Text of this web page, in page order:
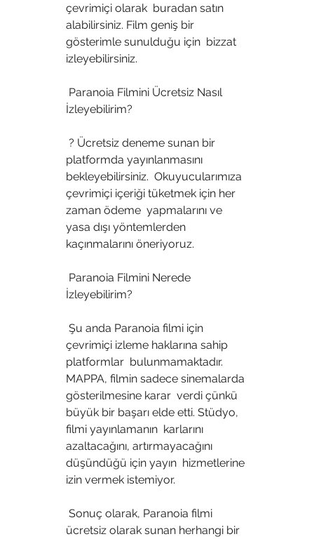
çevrimiçi olarak  buradan satın
alabilirsiniz. Film geniş bir
gösterimle sunulduğu için  bizzat
izleyebilirsiniz.
İzleyebilirim?
platformda yayınlanmasını
bekleyebilirsiniz.  Okuyucularımıza
çevrimiçi içeriği tüketmek için her
zaman ödeme  yapmalarını ve
yasa dışı yöntemlerden
kaçınmalarını öneriyoruz.
İzleyebilirim?
çevrimiçi izleme haklarına sahip
platformlar  bulunmamaktadır.
MAPPA, filmin sadece sinemalarda
gösterilmesine karar  verdi çünkü
büyük bir başarı elde etti. Stüdyo,
filmi yayınlamanın  karlarını
azaltacağını, artırmayacağını
düşündüğü için yayın  hizmetlerine
izin vermek istemiyor.
ücretsiz olarak sunan herhangi bir